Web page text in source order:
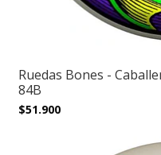
Ruedas Bones -
84B
$51.900